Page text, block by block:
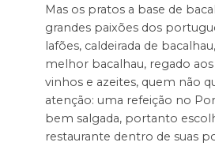
Mas os pratos a base de
grandes paixões dos
lafões, caldeirada de
melhor bacalhau, regado
vinhos e azeites, quem não
atenção: uma refeição no
bem salgada, portanto
restaurante dentro de suas